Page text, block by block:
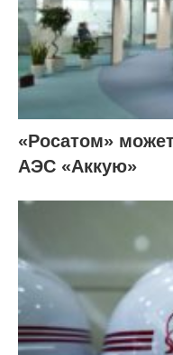
«Росатом»
АЭС «Аккую»